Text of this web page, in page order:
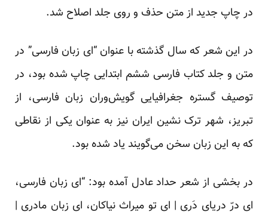
در چاپ جدید از متن حذف و روی جلد اصلاح شد.
در این شعر که سال گذشته با عنوان “ای زبان فارسی” در
متن و جلد کتاب فارسی ششم ابتدایی چاپ شده بود، در
توصیف گستره جغرافیایی گویش‌وران زبان فارسی، از
تبریز، شهر ترک نشین ایران نیز به عنوان یکی از نقاطی
که به این زبان سخن می‌گویند یاد شده بود.
در بخشی از شعر حداد عادل آمده بود: “ای زبان فارسی،
‌ای درّ دریای دَری | ای تو میراث نیاکان، ‌ای زبان مادری |